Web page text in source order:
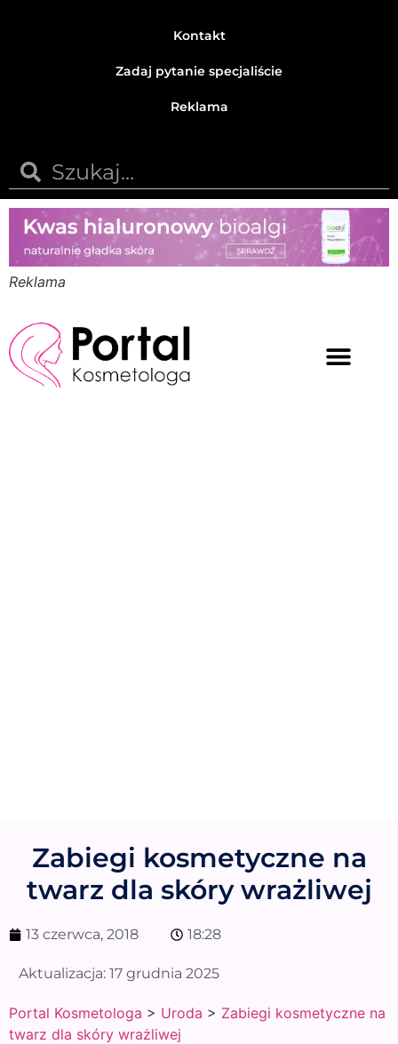
Kontakt
Zadaj pytanie specjaliście
Reklama
Reklama
Zabiegi kosmetyczne na
twarz dla skóry wrażliwej
13 czerwca, 2018 18:28
Aktualizacja: 17 grudnia 2025
Portal Kosmetologa > Uroda > Zabiegi kosmetyczne na
twarz dla skóry wrażliwej